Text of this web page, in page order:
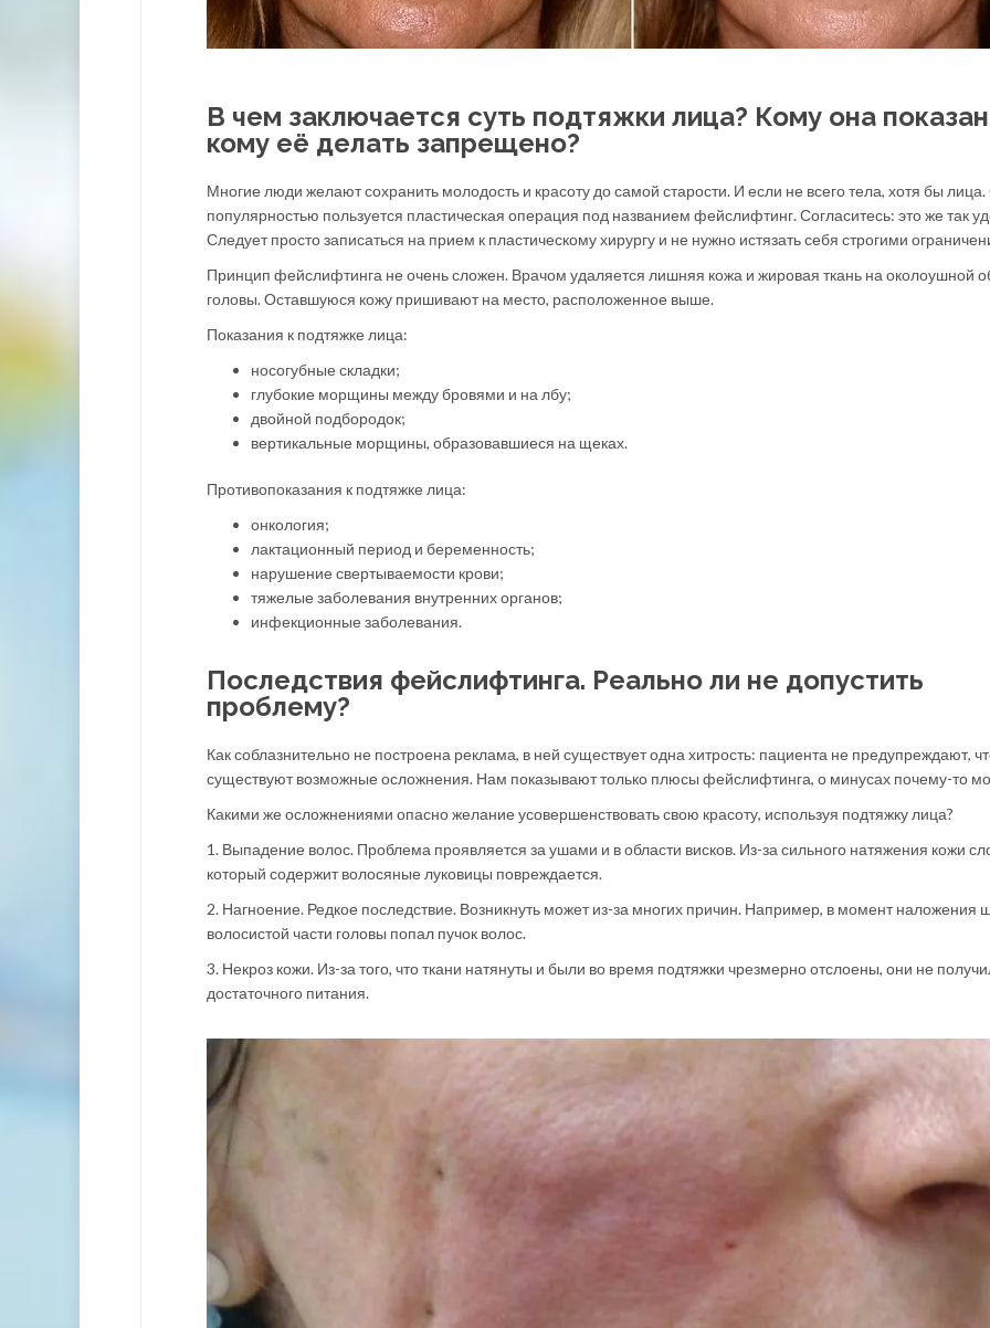
В чем заключается суть подтяжки лица? Кому она
кому её делать запрещено?
Многие люди желают сохранить молодость и красоту до самой старости. И если не всего тела, хотя бы
популярностью пользуется пластическая операция под названием фейслифтинг. Согласитесь: это же так
Следует просто записаться на прием к пластическому хирургу и не нужно истязать себя строгими
Принцип фейслифтинга не очень сложен. Врачом удаляется лишняя кожа и жировая ткань на околоушной
головы. Оставшуюся кожу пришивают на место, расположенное выше.
Показания к подтяжке лица:
носогубные складки;
глубокие морщины между бровями и на лбу;
двойной подбородок;
вертикальные морщины, образовавшиеся на щеках.
Противопоказания к подтяжке лица:
онкология;
лактационный период и беременность;
нарушение свертываемости крови;
тяжелые заболевания внутренних органов;
инфекционные заболевания.
Последствия фейслифтинга. Реально ли не допустить
проблему?
Как соблазнительно не построена реклама, в ней существует одна хитрость: пациента не предупреждают,
существуют возможные осложнения. Нам показывают только плюсы фейслифтинга, о минусах почему-то
Какими же осложнениями опасно желание усовершенствовать свою красоту, используя подтяжку лица?
1. Выпадение волос. Проблема проявляется за ушами и в области висков. Из-за сильного натяжения кожи
который содержит волосяные луковицы повреждается.
2. Нагноение. Редкое последствие. Возникнуть может из-за многих причин. Например, в момент наложения
волосистой части головы попал пучок волос.
3. Некроз кожи. Из-за того, что ткани натянуты и были во время подтяжки чрезмерно отслоены, они не
достаточного питания.